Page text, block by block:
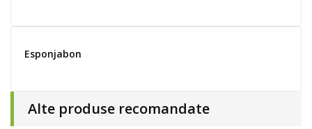
Esponjabon
Alte produse recomandate